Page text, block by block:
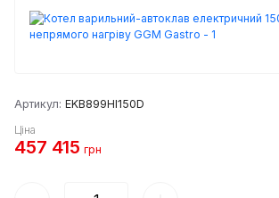
Артикул: EKB899HI150D
Ціна
457 415 грн